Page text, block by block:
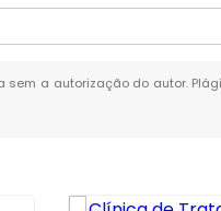
sem a autorização do autor.